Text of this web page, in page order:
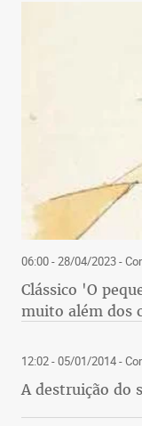
06:00 - 28/04/2023-
Clássico 'O
muito além dos
12:02 - 05/01/2014-
A destruição do